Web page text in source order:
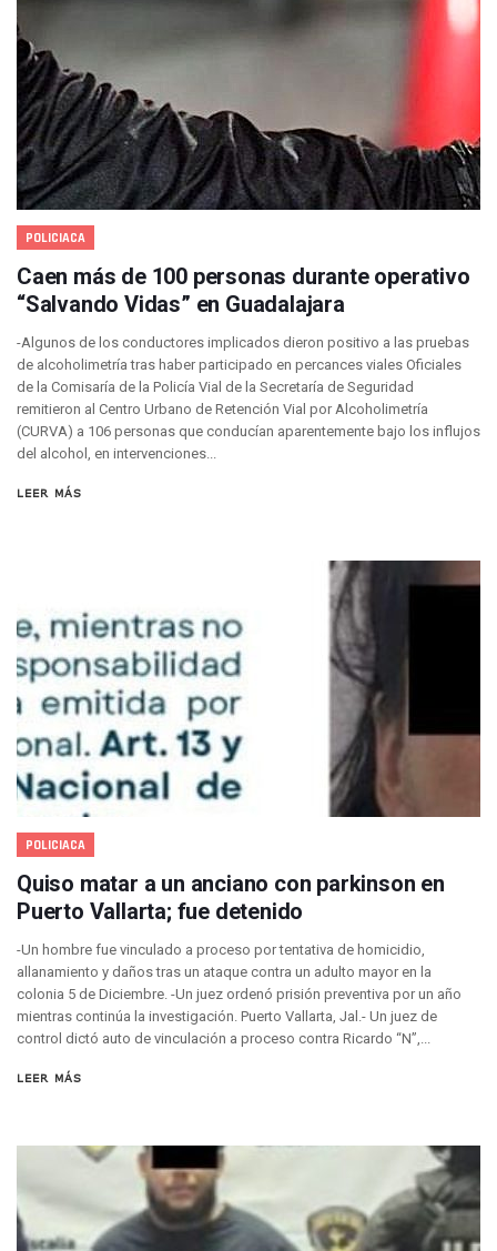
Localizan A Menor Extraviada En La Nueva Central De
Alumnos De “La Pesquera” Se Intoxican Tras Consumir
Melissa Madero Denuncia Despido De Su Personal Por
Puerto Vallarta Presente En El Anuncio Del Plan Integral
Miércoles De Ceniza: ¿Qué Significa La Cruz Que Se Pone
Quiso Matar A Un Anciano Con Parkinson En Puerto
¡El Pitillal Vive Su Primera Feria Del Libro!
100 Pacientes Oncológicos Piden No Cambiar A
“Paseo De La Fama” En Vallarta Genera Dudas Tras Visita
Air Canadá Anuncia Vuelo Directo Entre Guadalajara Y
Hay 507 Personas Desaparecidas En Puerto Vallarta
Gobierno De Lemus Abre Oficina Especializada En
Anexo De Ixtapa Privaría Ilegalmente De Personas, Acusa
Puerto Vallarta Acompaña En La Despedida Fúnebre Del
Puerto Vallarta Registra Más Ballenas Que Nunca Este
Estado Y Municipio Impulsan A Microempresas
Vuelca Camioneta Con Jornaleros Cerca De Talpa De
Así Protege La Suprema Corte A Dueños De Vehículos
Fátima Bosh, ¿la Mexicana Renuncia A Su Corona Como
Un Piloto Captó A Una Presunta Nave Extraterrestre En
Vigilan Parques, Canchas Y Avenidas Para Bajar Actos
Zapopan: Retiran 29 Motocicletas Irregulares En
Muere Joven Tras Ser Arrollado Por Un Camión De
Formalizan Uso De Espacio Comunitario En Verde Vallarta
Choque De Camionetas Deja Un Muerto En Autopista A
Detienen A Peligroso Homicida De Guadalajara,
Colocan Cruz En Memoria De Clarisa Rodríguez En El Sitio
Parejas En México: Bajan Matrimonios Y Crecen Uniones
Yussara Canales Presenta La “ley Clarisa” Contra
Muere “Ma Nena”, La Abuelita Mexicana Que Se Robó El
Empresario De Vallarta Participa En La Feria De
Avanza Reducción De La Jornada Laboral A 40 Horas; La
Localizan Cuatro Vehículos Robados En Puerto Vallarta
Descuentos Preferenciales En El Pago Del Predial 2026
Vallarta Instalará Macromódulos De Vacunación Contra El
Ruta Del Peregrino: ¿Cuánto Tiempo Se Hace Para Ir A
Libro Revisa Un Siglo De Poesía Escrita En Puerto Vallarta
POLICIACA
Caen más de 100 personas durante operativo
“Salvando Vidas” en Guadalajara
-Algunos de los conductores implicados dieron positivo a las pruebas
de alcoholimetría tras haber participado en percances viales Oficiales
de la Comisaría de la Policía Vial de la Secretaría de Seguridad
remitieron al Centro Urbano de Retención Vial por Alcoholimetría
(CURVA) a 106 personas que conducían aparentemente bajo los influjos
del alcohol, en intervenciones...
LEER MÁS
POLICIACA
Quiso matar a un anciano con parkinson en
Puerto Vallarta; fue detenido
-Un hombre fue vinculado a proceso por tentativa de homicidio,
allanamiento y daños tras un ataque contra un adulto mayor en la
colonia 5 de Diciembre. -Un juez ordenó prisión preventiva por un año
mientras continúa la investigación. Puerto Vallarta, Jal.- Un juez de
control dictó auto de vinculación a proceso contra Ricardo “N”,...
LEER MÁS